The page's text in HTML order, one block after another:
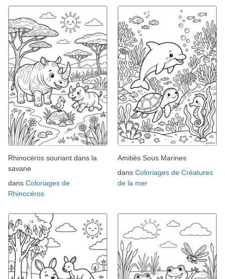
Rhinocéros souriant dans la
savane
dans Coloriages de
Rhinocéros
Amitiés Sous Marines
dans Coloriages de Créatures
de la mer